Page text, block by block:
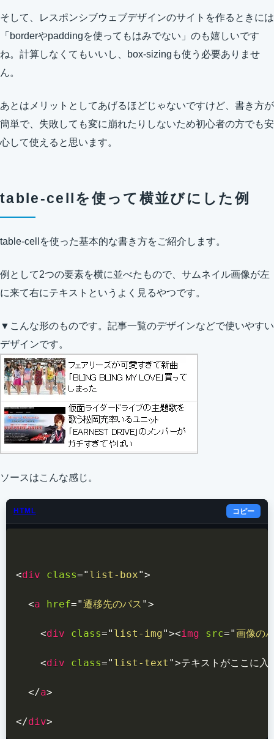
そして、レスポンシブウェブデザインのサイトを作るときには
「borderやpaddingを使ってもはみでない」のも嬉しいです
ね。計算しなくてもいいし、box-sizingも使う必要ありませ
ん。
あとはメリットとしてあげるほどじゃないですけど、書き方が
簡単で、失敗しても変に崩れたりしないため初心者の方でも安
心して使えると思います。
table-cellを使って横並びにした例
table-cellを使った基本的な書き方をご紹介します。
例として2つの要素を横に並べたもので、サムネイル画像が左
に来て右にテキストというよく見るやつです。
▼こんな形のものです。記事一覧のデザインなどで使いやすい
デザインです。
ソースはこんな感じ。
HTML コピー
<div class=" list-box">
<a href="遷移先のパス ">
<div class=" list-img"><img src="画像の
<div class=" list-text ">テキストがここに入
</a>
</div>